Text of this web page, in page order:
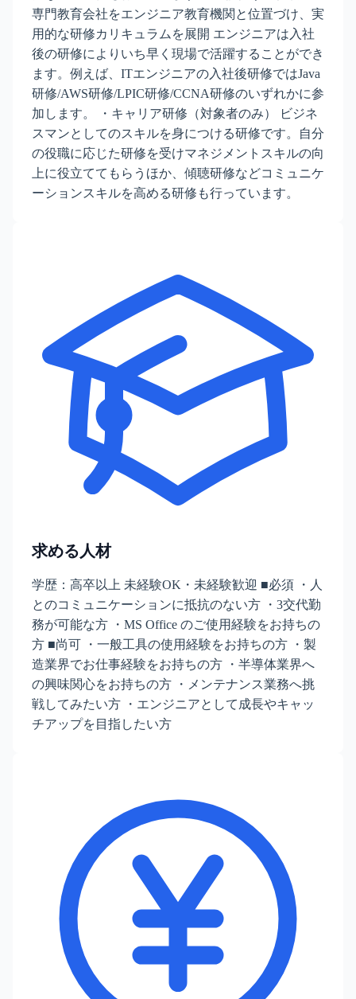
専門教育会社をエンジニア教育機関と位置づけ、実
用的な研修カリキュラムを展開 エンジニアは入社
後の研修によりいち早く現場で活躍することができ
ます。例えば、ITエンジニアの入社後研修ではJava
研修/AWS研修/LPIC研修/CCNA研修のいずれかに参
加します。 ・キャリア研修（対象者のみ） ビジネ
スマンとしてのスキルを身につける研修です。自分
の役職に応じた研修を受けマネジメントスキルの向
上に役立ててもらうほか、傾聴研修などコミュニケ
ーションスキルを高める研修も行っています。
求める人材
学歴：高卒以上 未経験OK・未経験歓迎 ■必須 ・人
とのコミュニケーションに抵抗のない方 ・3交代勤
務が可能な方 ・MS Office のご使用経験をお持ちの
方 ■尚可 ・一般工具の使用経験をお持ちの方 ・製
造業界でお仕事経験をお持ちの方 ・半導体業界へ
の興味関心をお持ちの方 ・メンテナンス業務へ挑
戦してみたい方 ・エンジニアとして成長やキャッ
チアップを目指したい方